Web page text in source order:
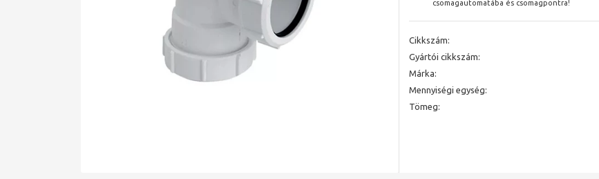
csomagautomatába és csomagpontra!
Cikkszám:
Gyártói cikkszám:
Márka:
Mennyiségi egység:
Tömeg: